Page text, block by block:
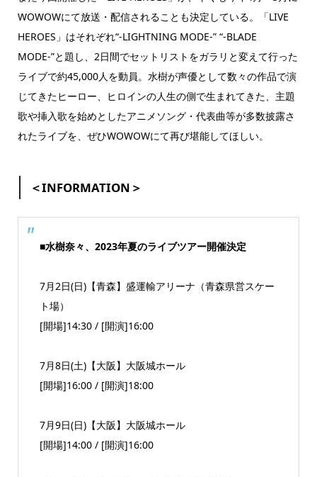
WOWOWにて放送・配信されることも決定している。「LIVE
HEROES」はそれぞれ“-LIGHTNING MODE-” “-BLADE
MODE-”と題し、2日間でセットリストをガラリと変えて行った
ライブで約45,000人を動員。水樹が声優として数々の作品で演
じてきたヒーロー、ヒロインの人生の側で生まれてきた、主題
歌や挿入歌を始めとしたアニメソング・代表曲等が多数披露さ
れたライブを、ぜひWOWOWにて再び堪能してほしい。
＜INFORMATION＞
■水樹奈々、2023年夏のライブツアー開催決定
7月2日(日)【青森】盛運輸アリーナ（青森県営スケー
ト場）
[開場]14:30 / [開演]16:00
7月8日(土)【大阪】大阪城ホール
[開場]16:00 / [開演]18:00
7月9日(日)【大阪】大阪城ホール
[開場]14:00 / [開演]16:00